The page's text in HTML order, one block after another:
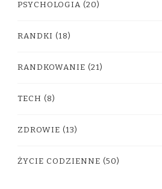
PSYCHOLOGIA (20)
RANDKI (18)
RANDKOWANIE (21)
TECH (8)
ZDROWIE (13)
ŻYCIE CODZIENNE (50)